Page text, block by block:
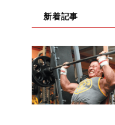
新着記事